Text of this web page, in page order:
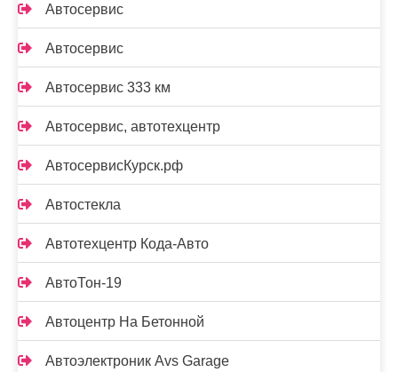
Автосервис
Автосервис
Автосервис 333 км
Автосервис, автотехцентр
АвтосервисКурск.рф
Автостекла
Автотехцентр Кода-Авто
АвтоТон-19
Автоцентр На Бетонной
Автоэлектроник Avs Garage